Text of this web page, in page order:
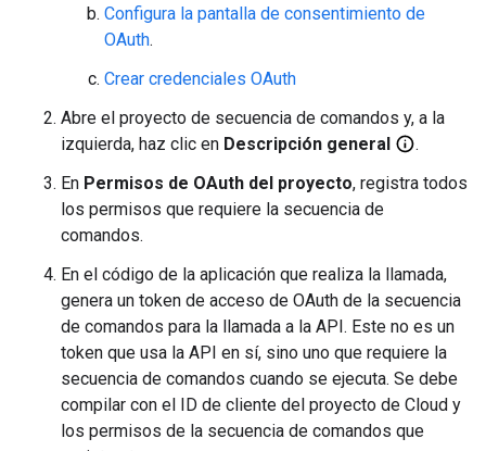
Configura la pantalla de consentimiento de
OAuth.
Crear credenciales OAuth
Abre el proyecto de secuencia de comandos y, a la
izquierda, haz clic en Descripción general
.
En Permisos de OAuth del proyecto, registra todos
los permisos que requiere la secuencia de
comandos.
En el código de la aplicación que realiza la llamada,
genera un token de acceso de OAuth de la secuencia
de comandos para la llamada a la API. Este no es un
token que usa la API en sí, sino uno que requiere la
secuencia de comandos cuando se ejecuta. Se debe
compilar con el ID de cliente del proyecto de Cloud y
los permisos de la secuencia de comandos que